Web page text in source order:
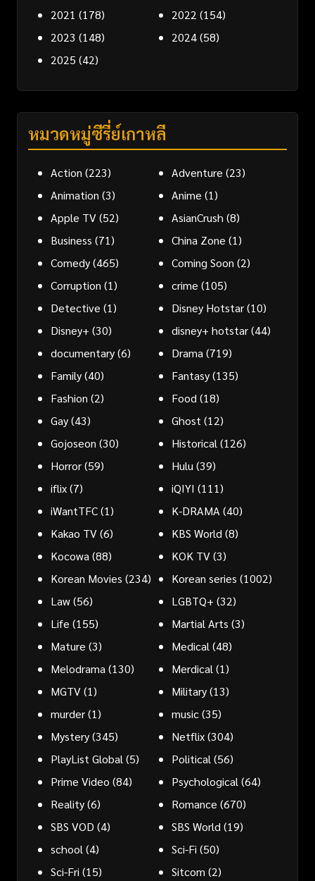
2021 (178) 2022 (154)
2023 (148) 2024(58)
2025 (42)
หมวดหมู่ซีรี่ย์เกาหลี
Action (223) Adventure (23)
Animation (3) Anime (1)
Apple TV(52) AsianCrush (8)
Business (71) China Zone (1)
Comedy(465) Coming Soon (2)
Corruption (1) crime (105)
Detective (1) Disney Hotstar(10)
Disney+ (30) disney+ hotstar(44)
documentary(6) Drama (719)
Family(40) Fantasy(135)
Fashion (2) Food (18)
Gay(43) Ghost (12)
Gojoseon (30) Historical (126)
Horror(59) Hulu (39)
iflix(7) iQIYI (111)
iWantTFC(1) K-DRAMA (40)
Kakao TV(6) KBS World (8)
Kocowa (88) KOK TV(3)
Korean Movies (234) Korean series (1002)
Law(56) LGBTQ+ (32)
Life (155) Martial Arts (3)
Mature (3) Medical (48)
Melodrama (130) Merdical (1)
MGTV(1) Military(13)
murder(1) music(35)
Mystery(345) Netflix(304)
PlayList Global (5) Political (56)
Prime Video (84) Psychological (64)
Reality(6) Romance (670)
SBS VOD (4) SBS World (19)
school (4) Sci-Fi (50)
Sci-Fri (15) Sitcom (2)